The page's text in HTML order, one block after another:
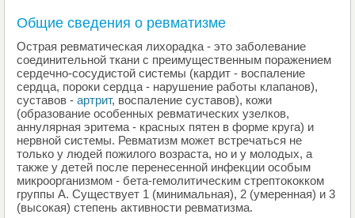
Общие сведения о ревматизме
Острая ревматическая лихорадка - это заболевание
соединительной ткани с преимущественным поражением
сердечно-сосудистой системы (кардит - воспаление
сердца, пороки сердца - нарушение работы клапанов),
суставов - артрит, воспаление суставов), кожи
(образование особенных ревматических узелков,
аннулярная эритема - красных пятен в форме круга) и
нервной системы. Ревматизм может встречаться не
только у людей пожилого возраста, но и у молодых, а
также у детей после перенесенной инфекции особым
микроорганизмом - бета-гемолитическим стрептококком
группы А. Существует 1 (минимальная), 2 (умеренная) и 3
(высокая) степень активности ревматизма.